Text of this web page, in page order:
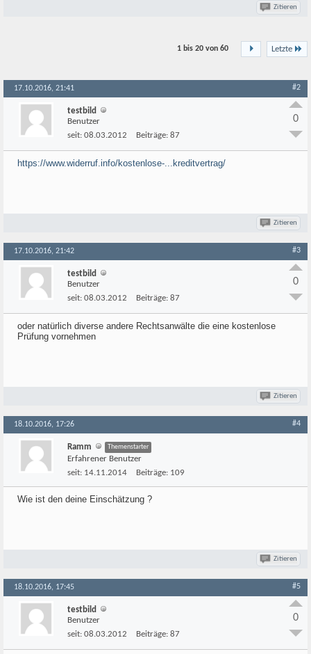
Zitieren
Letzte
1 bis 20 von 60
17.10.2016, 21:41 #2
testbild
Benutzer
seit: 08.03.2012 Beiträge: 87
0
https://www.widerruf.info/kostenlose-...kreditvertrag/
Zitieren
17.10.2016, 21:42 #3
testbild
Benutzer
seit: 08.03.2012 Beiträge: 87
0
oder natürlich diverse andere Rechtsanwälte die eine kostenlose
Prüfung vornehmen
Zitieren
18.10.2016, 17:26 #4
Ramm Themenstarter
Erfahrener Benutzer
seit: 14.11.2014 Beiträge: 109
Wie ist den deine Einschätzung ?
Zitieren
18.10.2016, 17:45 #5
testbild
Benutzer
seit: 08.03.2012 Beiträge: 87
0